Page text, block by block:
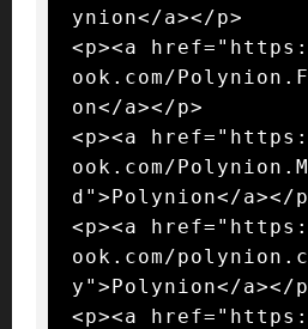
ynion</a></p>
<p><a
ook.com/
on</a></p>
<p><a
ook.com/
d">Polynion</a></
<p><a
ook.com/
y">Polynion</a></
<p><a